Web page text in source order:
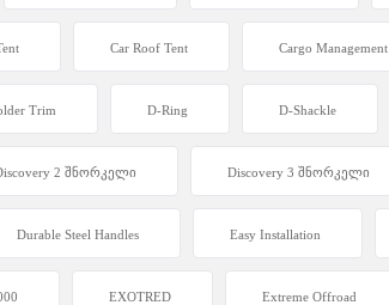
Car Roof Tent Cargo Management
Trim D-Ring D-Shackle
2 შნორკელი Discovery 3 შნორკელი
Durable Steel Handles Easy Installation
EXOTRED Extreme Offroad